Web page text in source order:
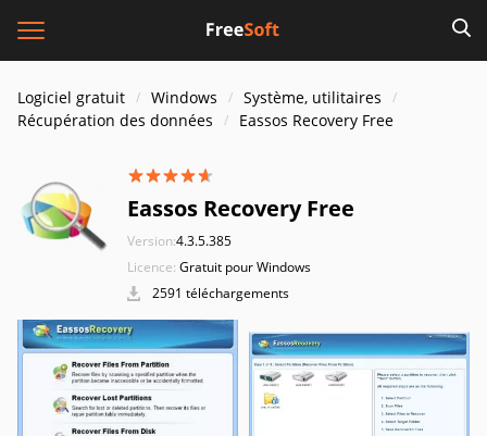
Logiciel gratuit Windows
Système, utilitaires
Récupération des données
Eassos Recovery Free
Eassos Recovery Free
Version:4.3.5.385
Licence: Gratuit pour Windows
2591 téléchargements